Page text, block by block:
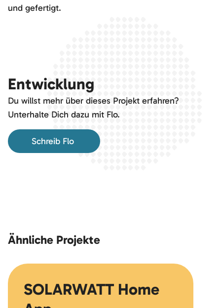
und gefertigt.
Entwicklung
Du willst mehr über dieses Projekt erfahren?
Unterhalte Dich dazu mit Flo.
Schreib Flo
Ähnliche Projekte
SOLARWATT Home